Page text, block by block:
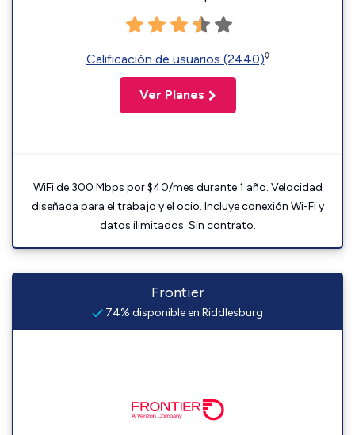
Calificación de usuarios (2440)◊
Ver Planes
WiFi de 300 Mbps por $40/mes durante 1 año. Velocidad
diseñada para el trabajo y el ocio. Incluye conexión Wi-Fi y
datos ilimitados. Sin contrato.
Frontier
74% disponible en Riddlesburg